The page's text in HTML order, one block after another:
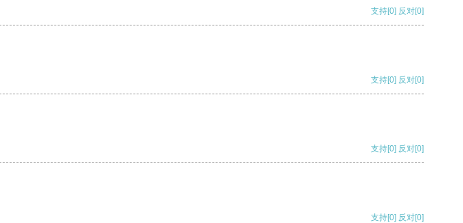
支持[0] 反对[0]
支持[0] 反对[0]
支持[0] 反对[0]
支持[0] 反对[0]